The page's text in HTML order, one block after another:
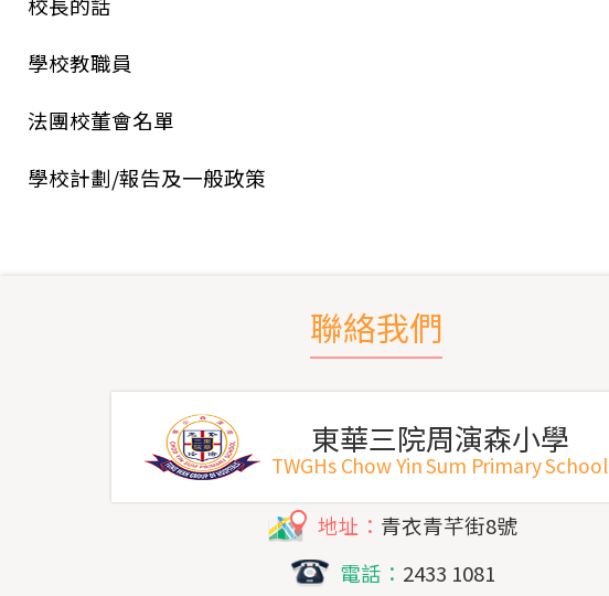
學校教職員
法團校董會名單
學校計劃/報告及一般政策
聯絡我們
東華三院周演森小學
TWGHs Chow Yin Sum Primary School
地址： 青衣青芊街8號
電話： 2433 1081